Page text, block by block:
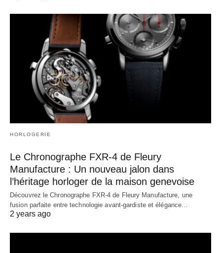
HORLOGERIE
Le Chronographe FXR-4 de Fleury
Manufacture : Un nouveau jalon dans
l’héritage horloger de la maison genevoise
Découvrez le Chronographe FXR-4 de Fleury Manufacture, une
fusion parfaite entre technologie avant-gardiste et élégance…
2 years ago